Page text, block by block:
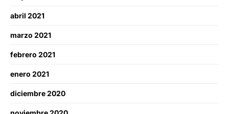
abril 2021
marzo 2021
febrero 2021
enero 2021
diciembre 2020